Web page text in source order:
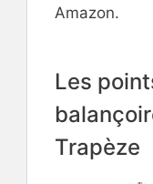
Amazon.
Les
Trapèze